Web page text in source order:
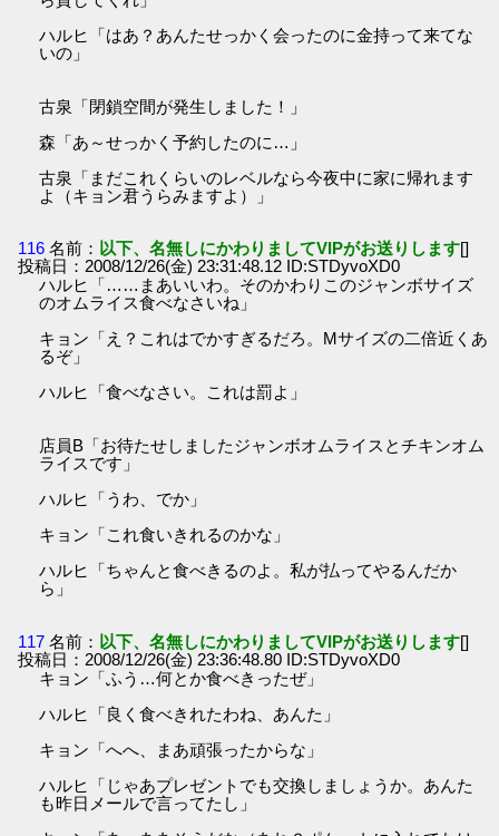
ハルヒ「はあ？あんたせっかく会ったのに金持って来てな
いの」
古泉「閉鎖空間が発生しました！」
森「あ～せっかく予約したのに…」
古泉「まだこれくらいのレベルなら今夜中に家に帰れます
よ（キョン君うらみますよ）」
116 名前： 以下、名無しにかわりましてVIPがお送りします[]
投稿日：2008/12/26(金) 23:31:48.12 ID:STDyvoXD0
ハルヒ「……まあいいわ。そのかわりこのジャンボサイズ
のオムライス食べなさいね」
キョン「え？これはでかすぎるだろ。Mサイズの二倍近くあ
るぞ」
ハルヒ「食べなさい。これは罰よ」
店員B「お待たせしましたジャンボオムライスとチキンオム
ライスです」
ハルヒ「うわ、でか」
キョン「これ食いきれるのかな」
ハルヒ「ちゃんと食べきるのよ。私が払ってやるんだか
ら」
117 名前： 以下、名無しにかわりましてVIPがお送りします[]
投稿日：2008/12/26(金) 23:36:48.80 ID:STDyvoXD0
キョン「ふう…何とか食べきったぜ」
ハルヒ「良く食べきれたわね、あんた」
キョン「へへ、まあ頑張ったからな」
ハルヒ「じゃあプレゼントでも交換しましょうか。あんた
も昨日メールで言ってたし」